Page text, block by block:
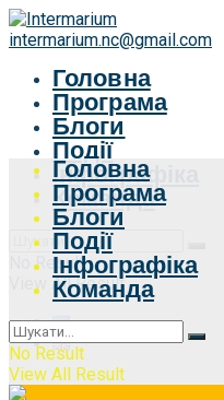
intermarium.nc@gmail.com
Головна
Програма
Блоги
Події
Інфографіка
Команда
No Result
View All Result
Головна
Програма
Блоги
Події
Інфографіка
Команда
No Result
View All Result